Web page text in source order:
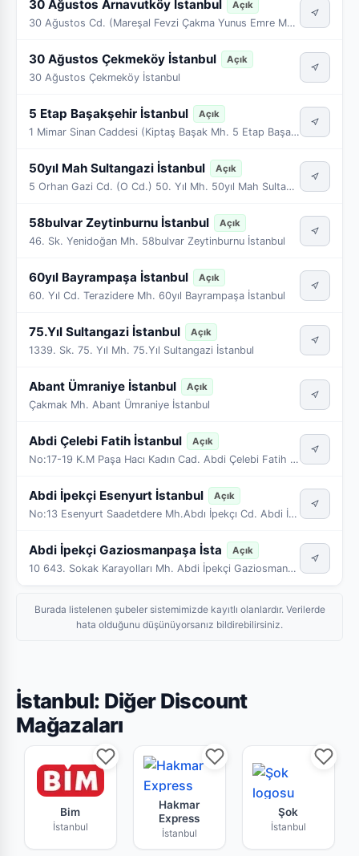
30 Ağustos Arnavutköy İstanbul Açık
30 Ağustos Cd. (Mareşal Fevzi Çakma Yunus Emre Mh. 30 Arnavutköy İstanbul
30 Ağustos Çekmeköy İstanbul Açık
30 Ağustos Çekmeköy İstanbul
5 Etap Başakşehir İstanbul Açık
1 Mimar Sinan Caddesi (Kiptaş Başak Mh. 5 Etap Başakşehir İstanbul
50yıl Mah Sultangazi İstanbul Açık
5 Orhan Gazi Cd. (O Cd.) 50. Yıl Mh. 50yıl Mah Sultangazi İstanbul
58bulvar Zeytinburnu İstanbul Açık
46. Sk. Yenidoğan Mh. 58bulvar Zeytinburnu İstanbul
60yıl Bayrampaşa İstanbul Açık
60. Yıl Cd. Terazidere Mh. 60yıl Bayrampaşa İstanbul
75.Yıl Sultangazi İstanbul Açık
1339. Sk. 75. Yıl Mh. 75.Yıl Sultangazi İstanbul
Abant Ümraniye İstanbul Açık
Çakmak Mh. Abant Ümraniye İstanbul
Abdi Çelebi Fatih İstanbul Açık
No:17-19 K.M Paşa Hacı Kadın Cad. Abdi Çelebi Fatih İstanbul
Abdi İpekçi Esenyurt İstanbul Açık
No:13 Esenyurt Saadetdere Mh.Abdı İpekçı Cd. Abdi İpekçi İstanbul
Abdi İpekçi Gaziosmanpaşa İsta Açık
10 643. Sokak Karayolları Mh. Abdi İpekçi Gaziosmanpaşa İstanbul
Burada listelenen şubeler sistemimizde kayıtlı olanlardır. Verilerde
hata olduğunu düşünüyorsanız bildirebilirsiniz.
İstanbul: Diğer Discount
Mağazaları
Bim İstanbul mağazasının bu haftaki güncel
Bim
İstanbul
Hakmar Express İstanbul
Hakmar
Express
İstanbul
Şok
Şok
İstanbul